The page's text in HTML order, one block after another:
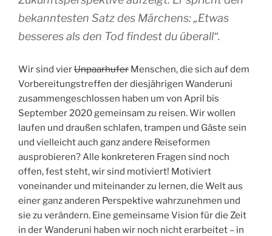
bekanntesten Satz des Märchens: „Etwas
besseres als den Tod findest du überall“.
Wir sind vierUnpaarhufer Menschen, die sich auf dem
Vorbereitungstreffen der diesjährigen Wanderuni
zusammengeschlossen haben um von April bis
September 2020 gemeinsam zu reisen. Wir wollen
laufen und draußen schlafen, trampen und Gäste sein
und vielleicht auch ganz andere Reiseformen
ausprobieren? Alle konkreteren Fragen sind noch
offen, fest steht, wir sind motiviert! Motiviert
voneinander und miteinander zu lernen, die Welt aus
einer ganz anderen Perspektive wahrzunehmen und
sie zu verändern. Eine gemeinsame Vision für die Zeit
in der Wanderuni haben wir noch nicht erarbeitet – in